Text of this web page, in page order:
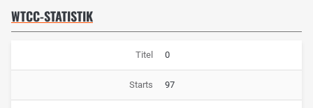
WTCC-STATISTIK
Titel 0
Starts 97